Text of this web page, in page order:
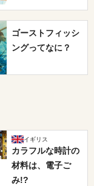
ゴーストフィッシ
ングってなに？
イギリス
カラフルな時計の
材料は、電子ご
み!?